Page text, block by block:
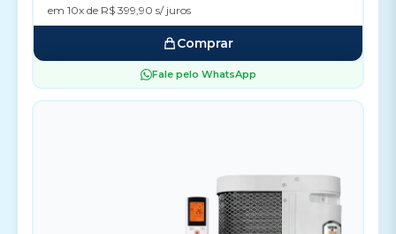
em 10x de R$ 399,90 s/ juros
Comprar
Fale pelo WhatsApp